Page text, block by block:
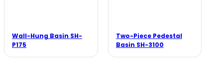
Wall-Hung Basin SH-
P175
Two-Piece Pedestal
Basin SH-3100